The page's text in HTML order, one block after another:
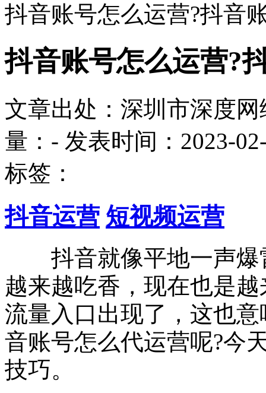
抖音账号怎么运营?抖音
抖音账号怎么运营?
文章出处：深圳市深度
量： - 发表时间：2023-
标签：
抖音运营 短视频运营
抖音就像平地一声爆
越来越吃香，现在也是
流量入口出现了，这也
音账号怎么代运营呢?今
技巧。